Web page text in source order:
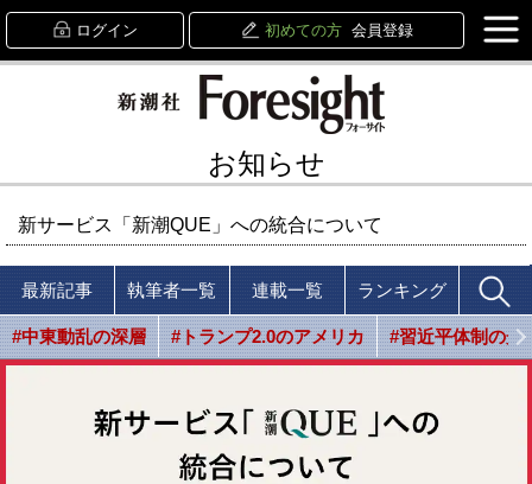
ログイン 初めての方 会員登録
お知らせ
新サービス「新潮QUE」への統合について
最新記事 執筆者一覧 連載一覧 ランキング
#中東動乱の深層 #トランプ2.0のアメリカ #習近平体制の光